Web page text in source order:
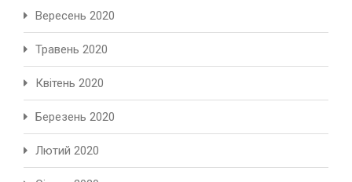
Вересень 2020
Травень 2020
Квітень 2020
Березень 2020
Лютий 2020